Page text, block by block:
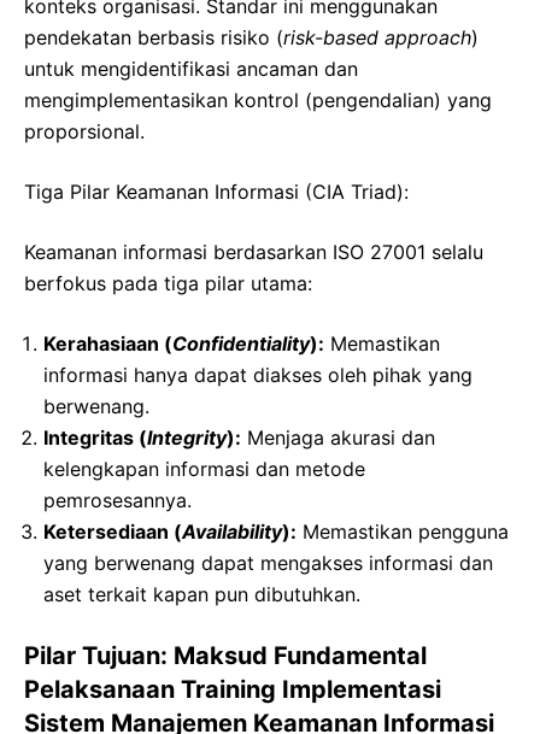
konteks organisasi. Standar ini menggunakan
pendekatan berbasis risiko (risk-based approach)
untuk mengidentifikasi ancaman dan
mengimplementasikan kontrol (pengendalian) yang
proporsional.
Tiga Pilar Keamanan Informasi (CIA Triad):
Keamanan informasi berdasarkan ISO 27001 selalu
berfokus pada tiga pilar utama:
Kerahasiaan (Confidentiality): Memastikan
informasi hanya dapat diakses oleh pihak yang
berwenang.
Integritas (Integrity): Menjaga akurasi dan
kelengkapan informasi dan metode
pemrosesannya.
Ketersediaan (Availability): Memastikan pengguna
yang berwenang dapat mengakses informasi dan
aset terkait kapan pun dibutuhkan.
Pilar Tujuan: Maksud Fundamental
Pelaksanaan Training Implementasi
Sistem Manajemen Keamanan Informasi